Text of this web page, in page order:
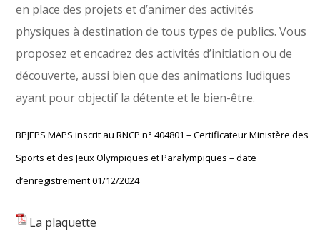
en place des projets et d’animer des activités
physiques à destination de tous types de publics. Vous
proposez et encadrez des activités d’initiation ou de
découverte, aussi bien que des animations ludiques
ayant pour objectif la détente et le bien-être.
BPJEPS MAPS inscrit au RNCP n° 404801 – Certificateur Ministère des
Sports et des Jeux Olympiques et Paralympiques – date
d’enregistrement 01/12/2024
La plaquette